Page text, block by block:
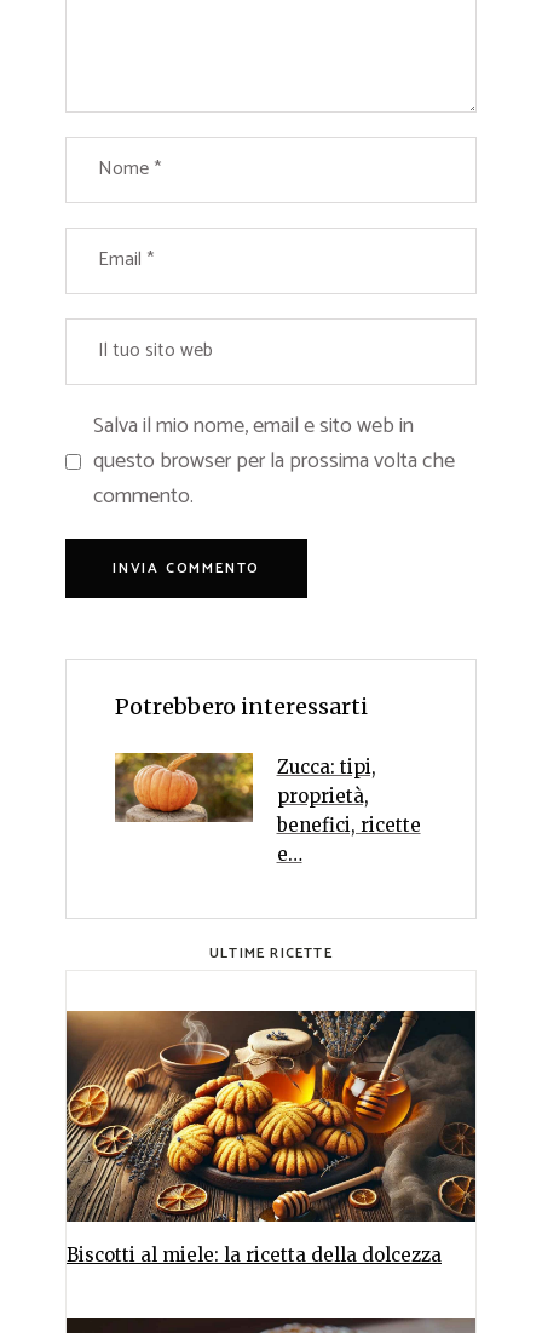
Salva il mio nome, email e sito web in
questo browser per la prossima volta che
commento.
Potrebbero interessarti
Zucca: tipi,
proprietà,
benefici, ricette
e…
ULTIME RICETTE
Biscotti al miele: la ricetta della dolcezza